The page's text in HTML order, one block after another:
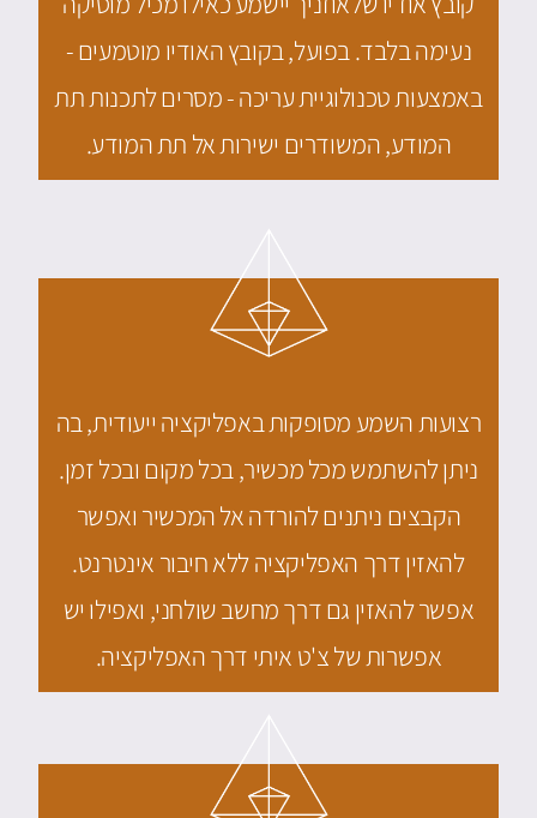
נעימה בלבד. בפועל, בקובץ האודיו מוטמעים -
באמצעות טכנולוגיית עריכה - מסרים לתכנות תת
המודע, המשודרים ישירות אל תת המודע.
רצועות השמע מסופקות באפליקציה ייעודית, בה
ניתן להשתמש מכל מכשיר, בכל מקום ובכל זמן.
הקבצים ניתנים להורדה אל המכשיר ואפשר
להאזין דרך האפליקציה ללא חיבור אינטרנט.
אפשר להאזין גם דרך מחשב שולחני, ואפילו יש
אפשרות של צ'ט איתי דרך האפליקציה.